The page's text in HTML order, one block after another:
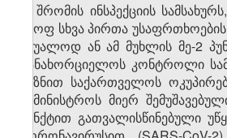
4. შრომის ინსპექციის
მყოფ სხვა პირთა
უშუალოდ ან ამ მუხლის მე-2
განახორციელოს კონტროლი
მიზნით საქართველოს
სამინისტროს მიერ
პუნქტით გათვალისწინებული